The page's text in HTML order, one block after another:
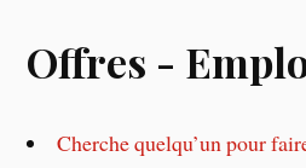
Offres -
Cherche quelqu’un pour